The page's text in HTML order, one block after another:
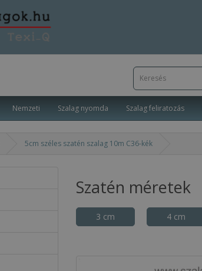
Nemzeti Szalag nyomda Szalag feliratozás
5cm széles szatén szalag 10m C36-kék
Szatén méretek
3 cm 4 cm